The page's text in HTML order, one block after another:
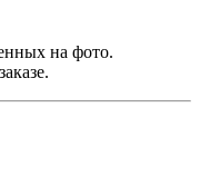
на фото.